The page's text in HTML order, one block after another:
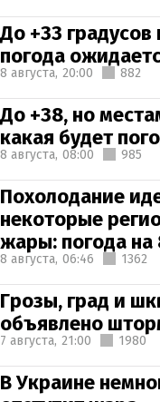
До +33
погода
8 августа, 20:00 882
До +38, но
какая будет
8 августа, 08:00 985
Похолодание
некоторые
жары: погода на
8 августа, 06:46 1362
Грозы, град и
объявлено
7 августа, 21:00 1980
В Украине